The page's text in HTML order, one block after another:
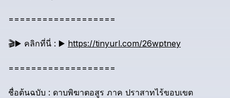
===================
🎬️▶️ คลิกที่นี่ : ▶️ https://tinyurl.com/26wptney
===================
ชื่อต้นฉบับ : ดาบพิฆาตอสูร ภาค ปราสาทไร้ขอบเขต